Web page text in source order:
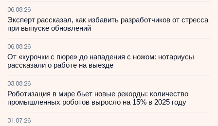
06.08.26
Эксперт рассказал, как избавить разработчиков от стресса
при выпуске обновлений
06.08.26
От «курочки с пюре» до нападения с ножом: нотариусы
рассказали о работе на выезде
03.08.26
Роботизация в мире бьет новые рекорды: количество
промышленных роботов выросло на 15% в 2025 году
31.07.26